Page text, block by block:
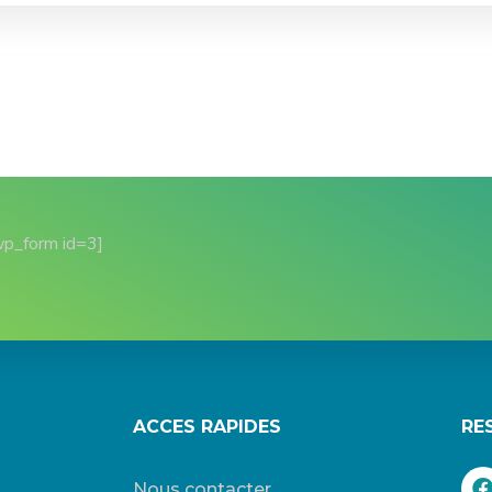
id=3]
ACCES RAPIDES